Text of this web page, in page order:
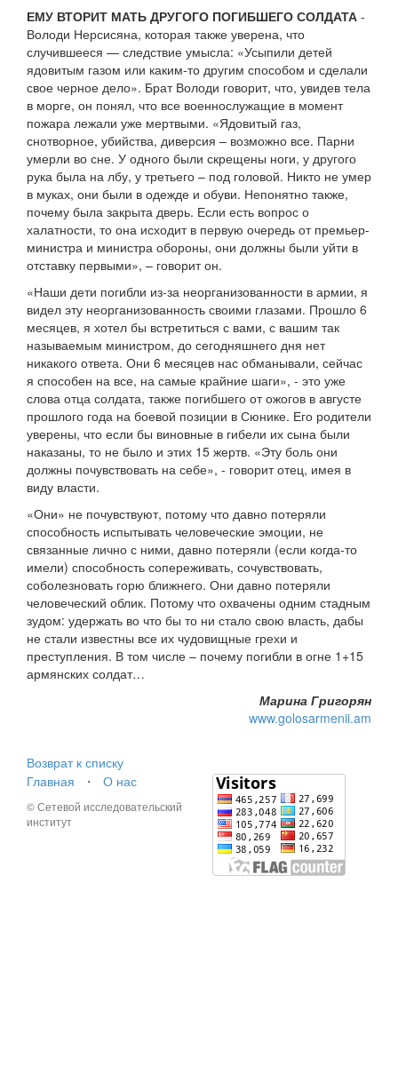
ЕМУ ВТОРИТ МАТЬ ДРУГОГО ПОГИБШЕГО СОЛДАТА -
Володи Нерсисяна, которая также уверена, что
случившееся — следствие умысла: «Усыпили детей
ядовитым газом или каким-то другим способом и сделали
свое черное дело». Брат Володи говорит, что, увидев тела
в морге, он понял, что все военнослужащие в момент
пожара лежали уже мертвыми. «Ядовитый газ,
снотворное, убийства, диверсия – возможно все. Парни
умерли во сне. У одного были скрещены ноги, у другого
рука была на лбу, у третьего – под головой. Никто не умер
в муках, они были в одежде и обуви. Непонятно также,
почему была закрыта дверь. Если есть вопрос о
халатности, то она исходит в первую очередь от премьер-
министра и министра обороны, они должны были уйти в
отставку первыми», – говорит он.
«Наши дети погибли из-за неорганизованности в армии, я
видел эту неорганизованность своими глазами. Прошло 6
месяцев, я хотел бы встретиться с вами, с вашим так
называемым министром, до сегодняшнего дня нет
никакого ответа. Они 6 месяцев нас обманывали, сейчас
я способен на все, на самые крайние шаги», - это уже
слова отца солдата, также погибшего от ожогов в августе
прошлого года на боевой позиции в Сюнике. Его родители
уверены, что если бы виновные в гибели их сына были
наказаны, то не было и этих 15 жертв. «Эту боль они
должны почувствовать на себе», - говорит отец, имея в
виду власти.
«Они» не почувствуют, потому что давно потеряли
способность испытывать человеческие эмоции, не
связанные лично с ними, давно потеряли (если когда-то
имели) способность сопереживать, сочувствовать,
соболезновать горю ближнего. Они давно потеряли
человеческий облик. Потому что охвачены одним стадным
зудом: удержать во что бы то ни стало свою власть, дабы
не стали известны все их чудовищные грехи и
преступления. В том числе – почему погибли в огне 1+15
армянских солдат…
Марина Григорян
www.golosarmenii.am
Возврат к списку
Главная
⋅ О нас
© Сетевой исследовательский
институт